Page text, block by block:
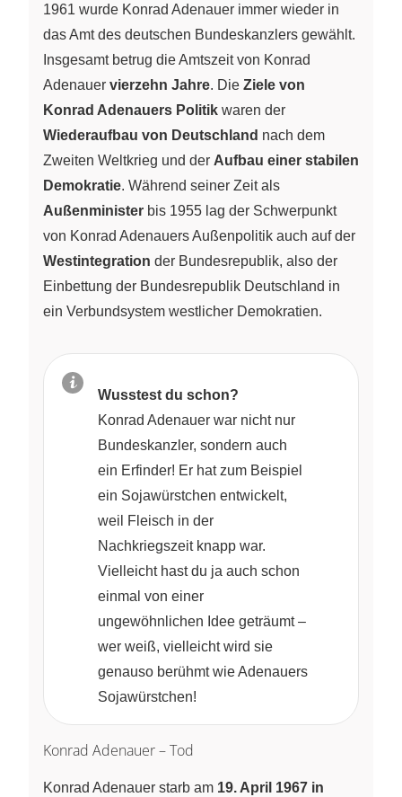
1961 wurde Konrad Adenauer immer wieder in
das Amt des deutschen Bundeskanzlers gewählt.
Insgesamt betrug die Amtszeit von Konrad
Adenauer vierzehn Jahre. Die Ziele von
Konrad Adenauers Politik waren der
Wiederaufbau von Deutschland nach dem
Zweiten Weltkrieg und der Aufbau einer stabilen
Demokratie. Während seiner Zeit als
Außenminister bis 1955 lag der Schwerpunkt
von Konrad Adenauers Außenpolitik auch auf der
Westintegration der Bundesrepublik, also der
Einbettung der Bundesrepublik Deutschland in
ein Verbundsystem westlicher Demokratien.
Wusstest du schon?
Konrad Adenauer war nicht nur
Bundeskanzler, sondern auch
ein Erfinder! Er hat zum Beispiel
ein Sojawürstchen entwickelt,
weil Fleisch in der
Nachkriegszeit knapp war.
Vielleicht hast du ja auch schon
einmal von einer
ungewöhnlichen Idee geträumt –
wer weiß, vielleicht wird sie
genauso berühmt wie Adenauers
Sojawürstchen!
Konrad Adenauer – Tod
Konrad Adenauer starb am 19. April 1967 in